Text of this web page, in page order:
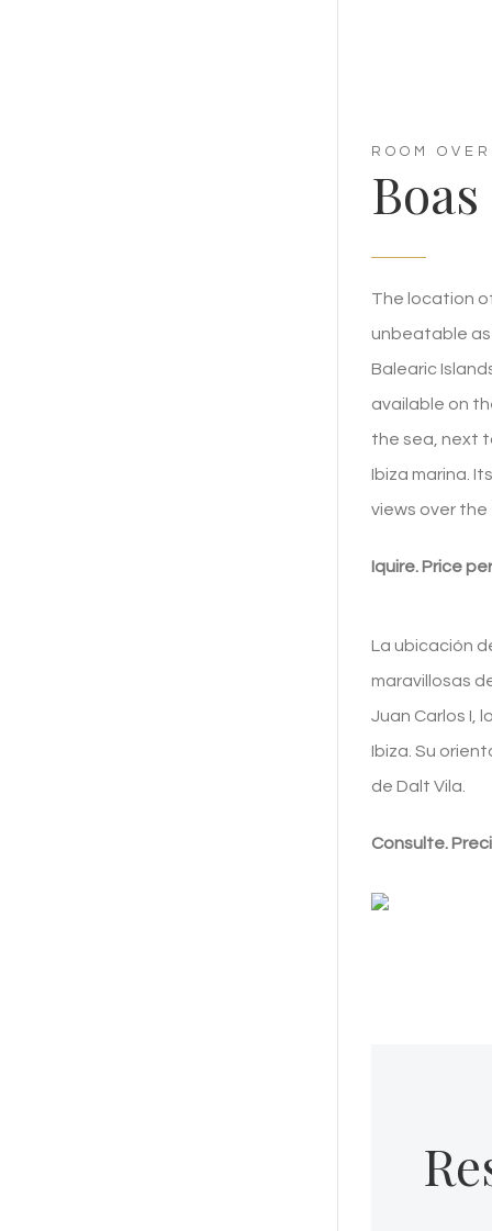
ROOM
The location
unbeatable
Balearic
available on
the sea, next
Ibiza marina.
views over the
Iquire. Price
La ubicación
maravillosas
Juan Carlos I,
Ibiza. Su
de Dalt Vila.
Consulte.